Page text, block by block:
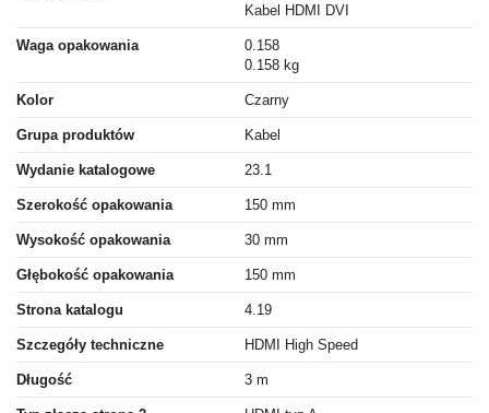
Kabel HDMI DVI
Waga opakowania
0.158
0.158 kg
Kolor Czarny
Grupa produktów Kabel
Wydanie katalogowe 23.1
Szerokość opakowania 150 mm
Wysokość opakowania 30 mm
Głębokość opakowania 150 mm
Strona katalogu 4.19
Szczegóły techniczne HDMI High Speed
Długość 3 m